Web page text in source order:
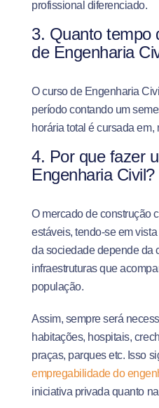
profissional diferenciado.
3. Quanto tempo
de Engenharia
O curso de Engenharia
período contando um
horária total é cursada
4. Por que fazer
Engenharia Civil?
O mercado de construção
estáveis, tendo-se em
da sociedade depende da
infraestruturas que
população.
Assim, sempre será
habitações, hospitais,
praças, parques etc. Isso
empregabilidade do
iniciativa privada quanto